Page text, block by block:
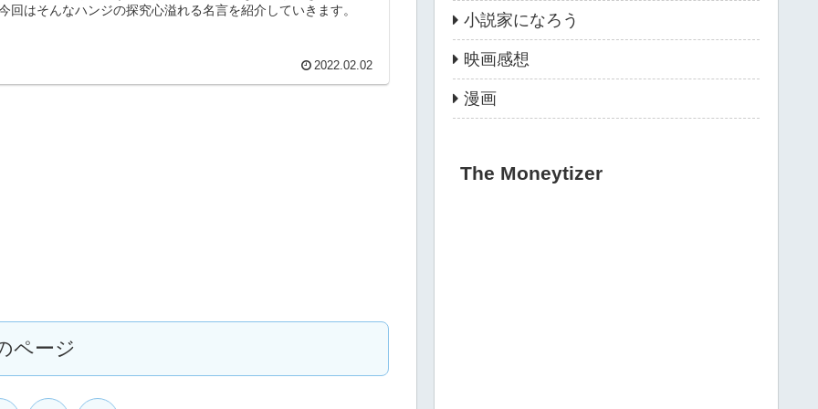
回はそんなハンジの探究心溢れる名言を紹介していきます。
2022.02.02
ページ
小説家になろう
映画感想
漫画
The Moneytizer